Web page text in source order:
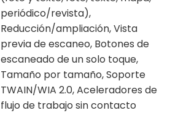
periódico/revista),
Reducción/ampliación, Vista
previa de escaneo, Botones de
escaneado de un solo toque,
Tamaño por tamaño, Soporte
TWAIN/WIA 2.0, Aceleradores de
flujo de trabajo sin contacto